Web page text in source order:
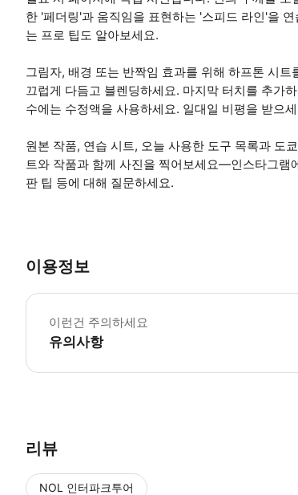
한 '페더링'과 움직임을 표현하는 '스피드 라인'을
는 프로 팁도 알아보세요.
그림자, 배경 또는 반짝임 효과를 위해 하프톤 시
끄럽게 다듬고 블렌딩하세요. 마지막 터치를 추가
수에는 수정액을 사용하세요. 일대일 비평을 받으
원본 작품, 연습 시트, 오늘 사용한 도구 목록과 도
트와 작품과 함께 사진을 찍어보세요—인스타그램
판 팁 등에 대해 질문하세요.
이용정보
이런건 주의하세요
유의사항
리뷰
NOL 인터파크투어